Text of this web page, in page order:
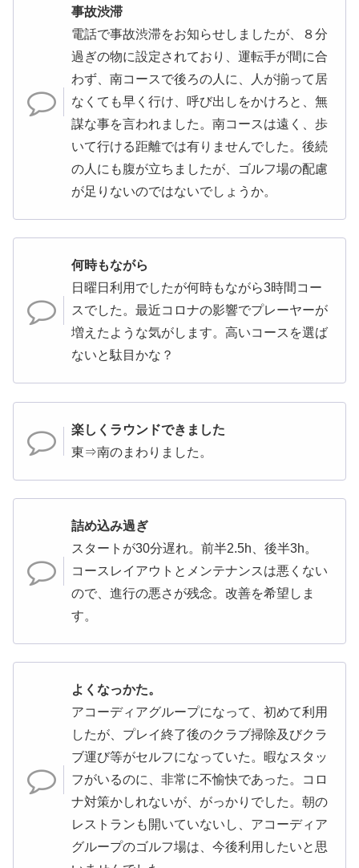
事故渋滞
電話で事故渋滞をお知らせしましたが、８分
過ぎの物に設定されており、運転手が間に合
わず、南コースで後ろの人に、人が揃って居
なくても早く行け、呼び出しをかけろと、無
謀な事を言われました。南コースは遠く、歩
いて行ける距離では有りませんでした。後続
の人にも腹が立ちましたが、ゴルフ場の配慮
が足りないのではないでしょうか。
何時もながら
日曜日利用でしたが何時もながら3時間コー
スでした。最近コロナの影響でプレーヤーが
増えたような気がします。高いコースを選ば
ないと駄目かな？
楽しくラウンドできました
東⇒南のまわりました。
詰め込み過ぎ
スタートが30分遅れ。前半2.5h、後半3h。
コースレイアウトとメンテナンスは悪くない
ので、進行の悪さが残念。改善を希望しま
す。
よくなっかた。
アコーディアグループになって、初めて利用
したが、プレイ終了後のクラブ掃除及びクラ
ブ運び等がセルフになっていた。暇なスタッ
フがいるのに、非常に不愉快であった。コロ
ナ対策かしれないが、がっかりでした。朝の
レストランも開いていないし、アコーディア
グループのゴルフ場は、今後利用したいと思